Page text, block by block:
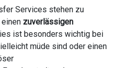
Services stehen zu
zuverlässigen
ist besonders wichtig bei
müde sind oder einen